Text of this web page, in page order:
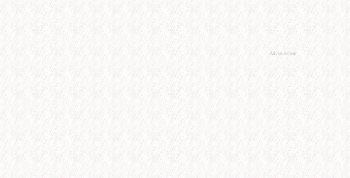
Advertisement